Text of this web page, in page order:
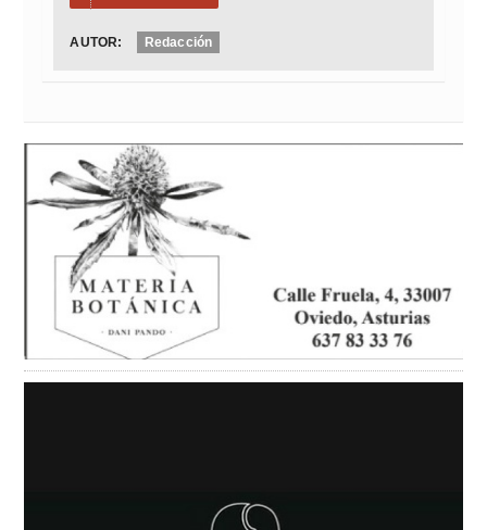
AUTOR: Redacción